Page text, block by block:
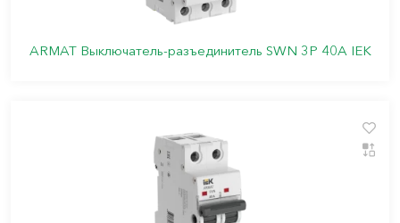
ARMAT Выключатель-разъединитель SWN 3P 40А IEK